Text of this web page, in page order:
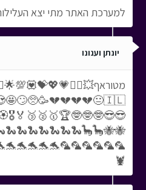
למערכת האתר מתי יצא העלילות
יונתן וענונו
🦞